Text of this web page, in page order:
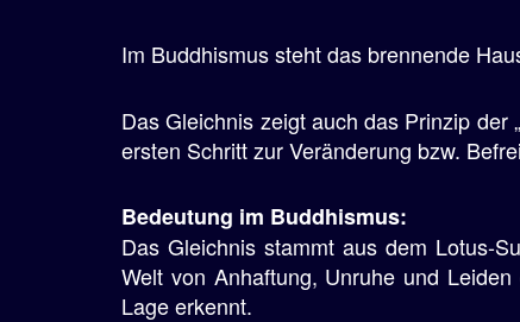
Im Buddhismus steht das brennende
Das Gleichnis zeigt auch das Prinzip der
ersten Schritt zur Veränderung bzw.
Bedeutung im Buddhismus:
Das Gleichnis stammt aus dem Lotus-
Welt von Anhaftung, Unruhe und
Lage erkennt.